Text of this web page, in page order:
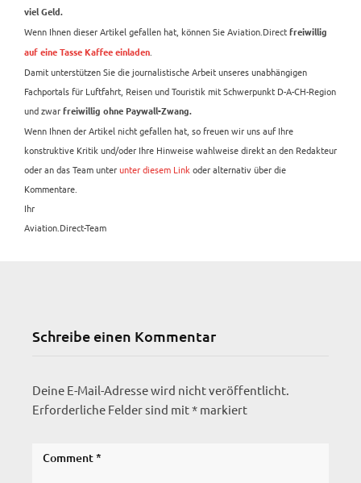
viel Geld.
Wenn Ihnen dieser Artikel gefallen hat, können Sie Aviation.Direct freiwillig
auf eine Tasse Kaffee einladen
Damit unterstützen Sie die journalistische Arbeit unseres unabhängigen
Fachportals für Luftfahrt, Reisen und Touristik mit Schwerpunkt D-A-CH-Region
und zwar freiwillig ohne Paywall-Zwang.
Wenn Ihnen der Artikel nicht gefallen hat, so freuen wir uns auf Ihre
konstruktive Kritik und/oder Ihre Hinweise wahlweise direkt an den Redakteur
oder an das Team unterunter diesem Link oder alternativ über die
Kommentare.
Ihr
Aviation.Direct-Team
Schreibe einen Kommentar
Deine E-Mail-Adresse wird nicht veröffentlicht.
Erforderliche Felder sind mit* markiert